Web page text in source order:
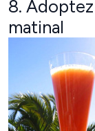
8.
matinal